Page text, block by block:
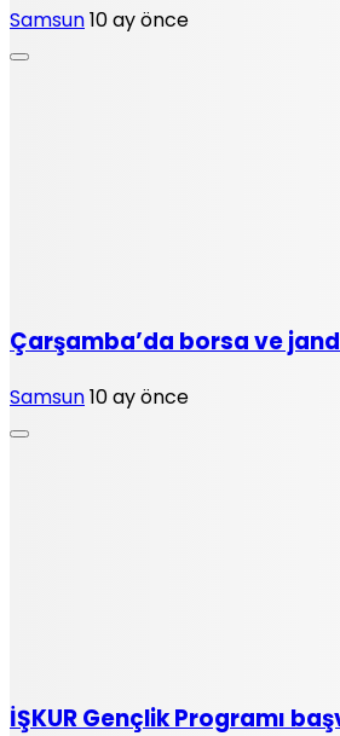
Samsun10 ay önce
Çarşamba’da borsa ve
Samsun10 ay önce
İŞKUR Gençlik Programı